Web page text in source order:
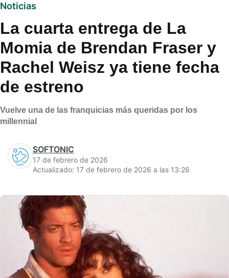
Noticias
La cuarta entrega de La
Momia de Brendan Fraser y
Rachel Weisz ya tiene fecha
de estreno
Vuelve una de las franquicias más queridas por los
millennial
SOFTONIC
17 de febrero de 2026
Actualizado: 17 de febrero de 2026 a las 13:26